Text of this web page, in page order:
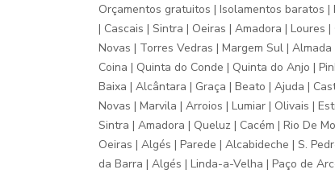
Orçamentos gratuitos | Isolamentos baratos
| Cascais | Sintra | Oeiras | Amadora | Loures
Novas | Torres Vedras | Margem Sul |
Coina | Quinta do Conde | Quinta do Anjo |
Baixa | Alcântara | Graça | Beato | Ajuda |
Novas | Marvila | Arroios | Lumiar | Olivais |
Sintra | Amadora | Queluz | Cacém | Rio De
Oeiras | Algés | Parede | Alcabideche | S.
da Barra | Algés | Linda-a-Velha | Paço de